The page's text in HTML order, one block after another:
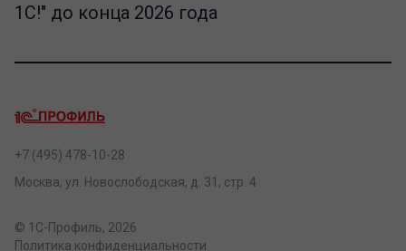
1С!" до конца 2026 года
+7 (495) 478-10-28
Москва, ул. Новослободская, д. 31, стр. 4
© 1С-Профиль, 2026
Политика конфиденциальности